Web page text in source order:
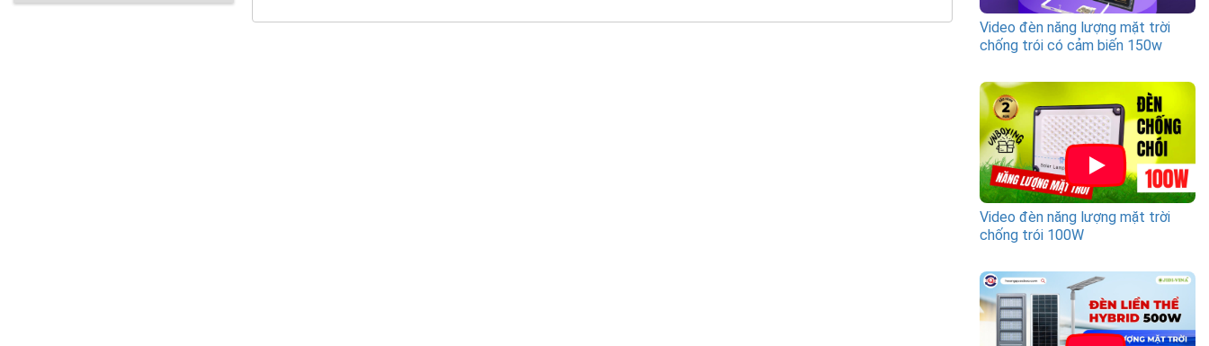
Video đèn năng lượng mặt trời
chống trói có cảm biến 150w
Video đèn năng lượng mặt trời
chống trói 100W